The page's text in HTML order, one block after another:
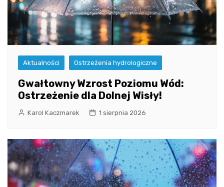
Aktualności Ostrzeżenia hydrologiczne
Gwałtowny Wzrost Poziomu Wód:
Ostrzeżenie dla Dolnej Wisły!
Karol Kaczmarek 1 sierpnia 2026